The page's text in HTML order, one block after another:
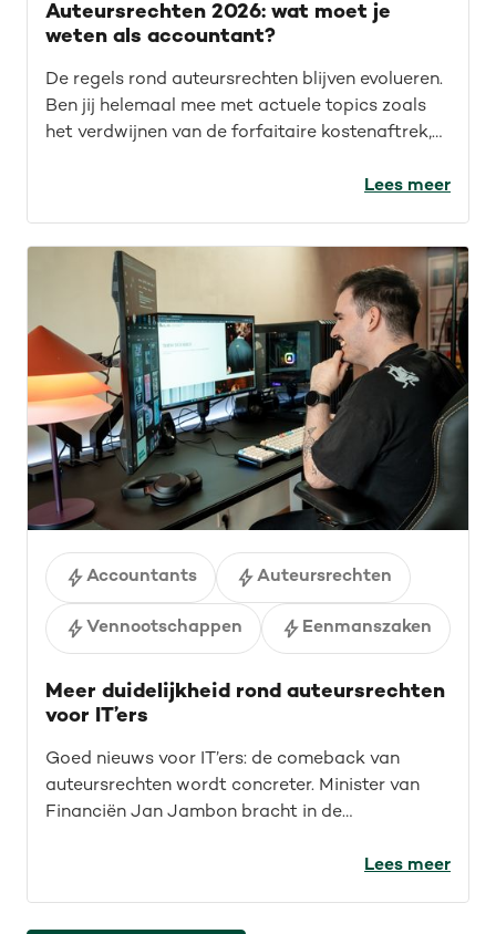
Auteursrechten 2026: wat moet je
weten als accountant?
De regels rond auteursrechten blijven evolueren.
Ben jij helemaal mee met actuele topics zoals
het verdwijnen van de forfaitaire kostenaftrek,
IT-sector? Lees de recap van ons webinar en
Lees meer
Accountants Auteursrechten
Vennootschappen Eenmanszaken
Meer duidelijkheid rond auteursrechten
voor IT’ers
Goed nieuws voor IT’ers: de comeback van
auteursrechten wordt concreter. Minister van
Financiën Jan Jambon bracht in de
auteursrechten voor de IT-sector. Wat werd er
Lees meer